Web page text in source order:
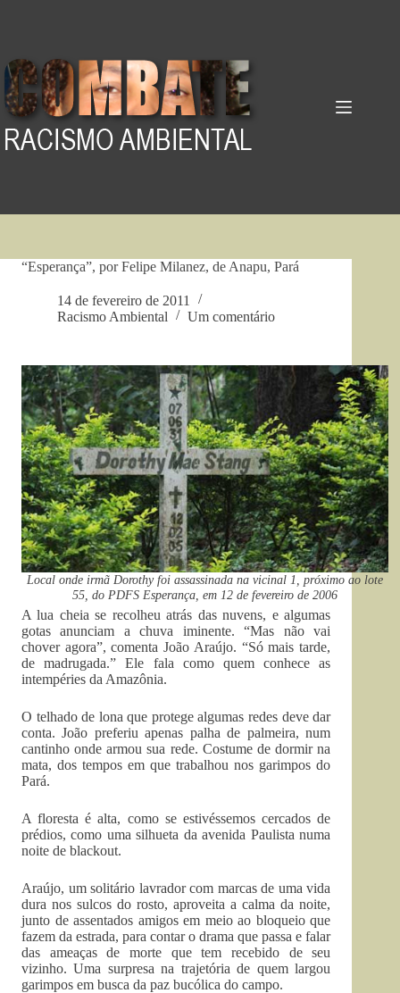
“Esperança”, por Felipe Milanez, de Anapu, Pará
14 de fevereiro de 2011
Racismo Ambiental
Um comentário
Local onde irmã Dorothy foi assassinada na vicinal 1, próximo ao lote
55, do PDFS Esperança, em 12 de fevereiro de 2006
A lua cheia se recolheu atrás das nuvens, e algumas
gotas anunciam a chuva iminente. “Mas não vai
chover agora”, comenta João Araújo. “Só mais tarde,
de madrugada.” Ele fala como quem conhece as
intempéries da Amazônia.
O telhado de lona que protege algumas redes deve dar
conta. João preferiu apenas palha de palmeira, num
cantinho onde armou sua rede. Costume de dormir na
mata, dos tempos em que trabalhou nos garimpos do
Pará.
A floresta é alta, como se estivéssemos cercados de
prédios, como uma silhueta da avenida Paulista numa
noite de blackout.
Araújo, um solitário lavrador com marcas de uma vida
dura nos sulcos do rosto, aproveita a calma da noite,
junto de assentados amigos em meio ao bloqueio que
fazem da estrada, para contar o drama que passa e falar
das ameaças de morte que tem recebido de seu
vizinho. Uma surpresa na trajetória de quem largou
garimpos em busca da paz bucólica do campo.